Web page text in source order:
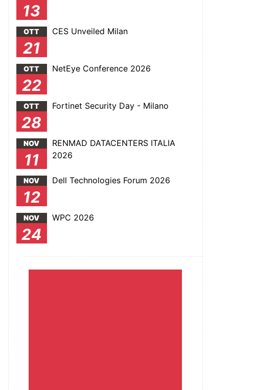
13
OTT
21
CES Unveiled Milan
OTT
22
NetEye Conference 2026
OTT
28
Fortinet Security Day - Milano
NOV
11
RENMAD DATACENTERS ITALIA
2026
NOV
12
Dell Technologies Forum 2026
NOV
24
WPC 2026